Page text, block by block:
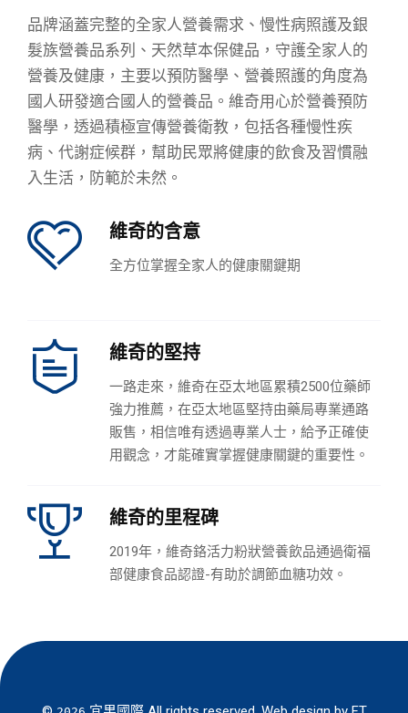
品牌涵蓋完整的全家人營養需求、慢性病照護及銀
髮族營養品系列、天然草本保健品，守護全家人的
營養及健康，主要以預防醫學、營養照護的角度為
國人研發適合國人的營養品。維奇用心於營養預防
醫學，透過積極宣傳營養衛教，包括各種慢性疾
病、代謝症候群，幫助民眾將健康的飲食及習慣融
入生活，防範於未然。
維奇的含意
全方位掌握全家人的健康關鍵期
維奇的堅持
一路走來，維奇在亞太地區累積2500位藥師
強力推薦，在亞太地區堅持由藥局專業通路
販售，相信唯有透過專業人士，給予正確使
用觀念，才能確實掌握健康關鍵的重要性。
維奇的里程碑
2019年，維奇鉻活力粉狀營養飲品通過衛福
部健康食品認證-有助於調節血糖功效。